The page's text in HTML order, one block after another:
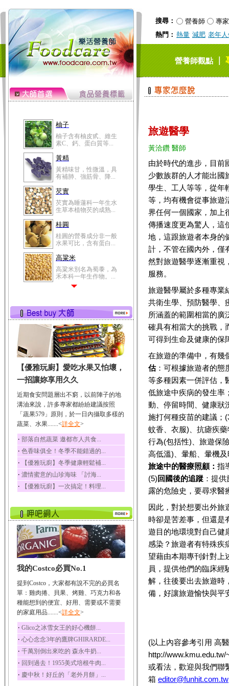
搜尋： 營養師
專家
熱門： 熱量 減肥 老年
營養師觀點｜
柚子
柚子含有柚皮甙、維生
素C、鈣、蛋白質等...
黃精
黃精味甘，性微溫，具
有補肺、強筋骨、降...
芡實
芡實為睡蓮科一年生水
生草本植物芡的成熟...
桂圓
桂圓的營養成分非一般
水果可比，含有蛋白...
高粱米
高粱米別名為蜀黍，為
禾本科一年生作物。...
有蛋白質、脂肪、磷...
鮪魚
鮪魚肚肉中的不飽和脂
肪酸內富含EPA和DH...
韭菜
韭菜所含的膳食纖維能
幫助消化與通便；揮...
冬瓜
冬瓜營養價值高，鈉含
量極低是水腫病人的...
豆豉
豆豉裡頭含有營養的蛋
白質、脂肪、鈣、磷...
榛果
榛果裡所含的營養素有
蛋白質、脂肪、醣類...
迷迭香
酸、迷迭香酸、植物...
咖啡
咖啡中的咖啡因會刺激
中樞神經系統，特別...
椰子
椰子含有糖類、脂肪、
荔枝
荔枝性質溫和所含的營
養素有醣類、檸檬酸...
五味子
五味子性質溫熱所含營
養成分有揮發油、檸...
草魚
草魚含有維生素A、維生
素C、及豐富的蛋白...
【優雅玩廚】愛吃水果又怕壞，
一招讓妳享用久久
近期食安問題層出不窮，以前陣子的地
溝油來說，許多專家都紛紛建議按照
「蔬果579」原則，於一日內攝取多樣的
蔬菜、水果.......<詳全文>
‧ 部落自然蔬菜 邀都市人共食...
‧ 色香味俱全！冬季不能錯過的...
‧ 【優雅玩廚】冬季健康輕鬆補...
‧ 濃情蜜意的山珍海味 「討海...
‧ 【優雅玩廚】一次搞定！料理...
我的Costco必買No.1
提到Costco，大家都有說不完的必買名
單：雞肉捲、貝果、烤雞、巧克力和各
種能想到的便宜、好用、需要或不需要
的家庭用品.......<詳全文>
‧ Glico之冰雪女王的好心機餅...
‧ 心心念念3年的鷹牌GHIRARDE...
‧ 千萬別倒出來吃的 森永牛奶...
‧ 回到過去！1955美式培根牛肉...
‧ 慶中秋！好丘的「老外月餅」...
旅遊醫學
黃洽鑽 醫師
由於時代的進步，目前
少數族群的人才能出國
學生、工人等等，從年
等，均有機會從事旅遊
界任何一個國家，加上
傳播速度更為驚人，這
地，這跟旅遊者本身的
計，不管在國內外，僅
然對旅遊醫學逐漸重視
服務。
旅遊醫學屬於多種專業
共衛生學、預防醫學、
所涵蓋的範圍相當的廣
確具有相當大的挑戰，
可得到生命及健康的保
在旅遊的準備中，有幾
估：可根據旅遊者的態
等多種因素一併評估，
低旅途中疾病的發生率
動、停留時間、健康狀
施打何種疫苗的建議；
蚊香、衣服)、抗瘧疾
行為(包括性)、旅遊保
高低溫)、暈船、暈機
旅途中的醫療照顧： 指
(5) 回國後的追蹤 ：提
露的危險史，要尋求醫
因此，對於想要出外旅
時卻是苦差事，但還是
遊目的地環境對自己健
感染？旅遊者有特殊疾
望藉由本期專刊針對上
員，提供他們的臨床
解，往後要出去旅遊時
備，好讓旅遊愉快與平
(以上內容參考引用 高
http://
或看法，歡迎與我們聯
箱 editor@funhit.com.tw